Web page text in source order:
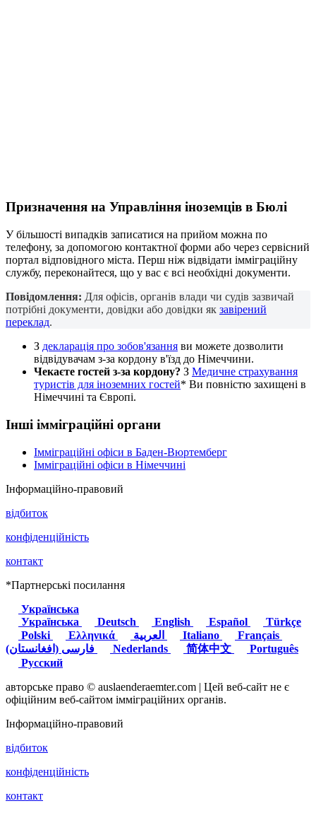
Призначення на Управління іноземців в Бюлі
У більшості випадків записатися на прийом можна по
телефону, за допомогою контактної форми або через сервісний
портал відповідного міста. Перш ніж відвідати імміграційну
службу, переконайтеся, що у вас є всі необхідні документи.
Повідомлення: Для офісів, органів влади чи судів зазвичай
потрібні документи, довідки або довідки як завірений
переклад.
З декларація про зобов'язання ви можете дозволити
відвідувачам з-за кордону в'їзд до Німеччини.
Чекаєте гостей з-за кордону? З Медичне страхування
туристів для іноземних гостей* Ви повністю захищені в
Німеччині та Європі.
Інші імміграційні органи
Імміграційні офіси в Баден-Вюртемберг
Імміграційні офіси в Німеччині
Інформаційно-правовий
відбиток
конфіденційність
контакт
*Партнерські посилання
Українська
Українська
Deutsch English Español
Türkçe
Polski
Ελληνικά Italiano
Français
Nederlands 简体中文
Português
Русский
авторське право © auslaenderaemter.com | Цей веб-сайт не є
офіційним веб-сайтом імміграційних органів.
Інформаційно-правовий
відбиток
конфіденційність
контакт